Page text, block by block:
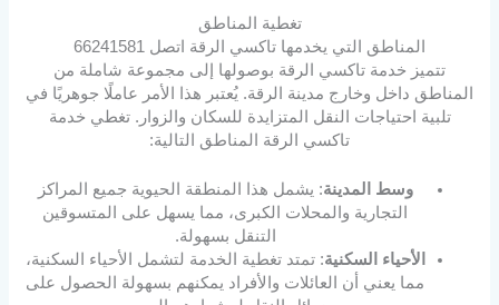
تغطية المناطق
المناطق التي يخدمها تاكسي الرقة اتصل 66241581
تتميز خدمة تاكسي الرقة بوصولها إلى مجموعة شاملة من
المناطق داخل وخارج مدينة الرقة. يُعتبر هذا الأمر عاملًا جوهريًا في
تلبية احتياجات النقل المتزايدة للسكان والزوار. تغطي خدمة
تاكسي الرقة المناطق التالية:
وسط المدينة: يشمل هذا المنطقة الحيوية جميع المراكز
التجارية والمحلات الكبرى، مما يسهل على المتسوقين
التنقل بسهولة.
الأحياء السكنية: تمتد تغطية الخدمة لتشمل الأحياء السكنية،
مما يعني أن العائلات والأفراد يمكنهم بسهولة الحصول على